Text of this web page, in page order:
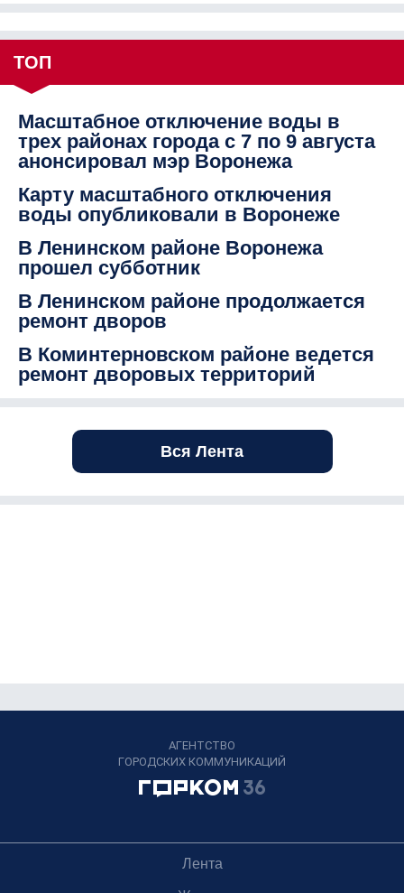
ТОП
Масштабное отключение воды в
трех районах города с 7 по 9 августа
анонсировал мэр Воронежа
Карту масштабного отключения
воды опубликовали в Воронеже
В Ленинском районе Воронежа
прошел субботник
В Ленинском районе продолжается
ремонт дворов
В Коминтерновском районе ведется
ремонт дворовых территорий
Вся Лента
АГЕНТСТВО
ГОРОДСКИХ КОММУНИКАЦИЙ
Лента